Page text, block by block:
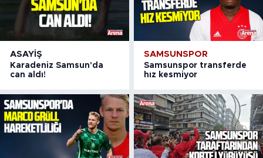
ASAYIŞ
Karadeniz Samsun'da
can aldı!
SAMSUNSPOR
Samsunspor transferde
hız kesmiyor